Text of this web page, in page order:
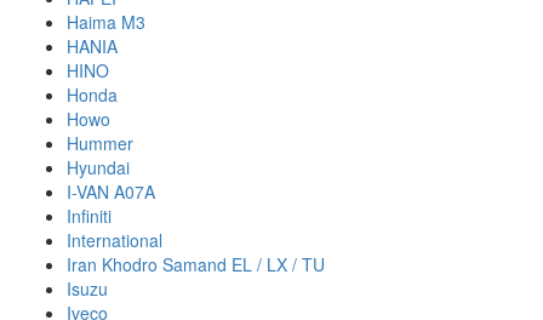
Haima M3
HANIA
HINO
Honda
Howo
Hummer
Hyundai
I-VAN A07A
Infiniti
International
Iran Khodro Samand EL / LX / TU
Isuzu
Iveco